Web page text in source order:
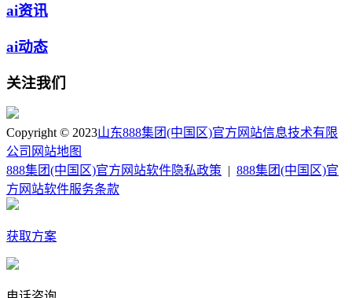
ai资讯
ai动态
关注我们
Copyright © 2023山东888集团(中国区)官方网站信息技术有限
公司 网站地图
888集团(中国区)官方网站软件隐私政策
888集团(中国区)官
方网站软件服务条款
获取方案